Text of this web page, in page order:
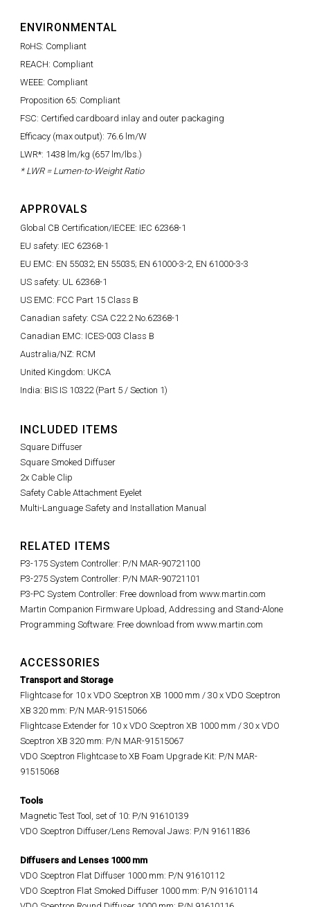
ENVIRONMENTAL
RoHS: Compliant
REACH: Compliant
WEEE: Compliant
Proposition 65: Compliant
FSC: Certified cardboard inlay and outer packaging
Efficacy (max output): 76.6 lm/W
LWR*: 1438 lm/kg (657 lm/lbs.)
* LWR = Lumen-to-Weight Ratio
APPROVALS
Global CB Certification/IECEE: IEC 62368-1
EU safety: IEC 62368-1
EU EMC: EN 55032; EN 55035; EN 61000-3-2, EN 61000-3-3
US safety: UL 62368-1
US EMC: FCC Part 15 Class B
Canadian safety: CSA C22.2 No.62368-1
Canadian EMC: ICES-003 Class B
Australia/NZ: RCM
United Kingdom: UKCA
India: BIS IS 10322 (Part 5 / Section 1)
INCLUDED ITEMS
Square Diffuser
Square Smoked Diffuser
2x Cable Clip
Safety Cable Attachment Eyelet
Multi-Language Safety and Installation Manual
RELATED ITEMS
P3-175 System Controller: P/N MAR-90721100
P3-275 System Controller: P/N MAR-90721101
P3-PC System Controller: Free download from www.martin.com
Martin Companion Firmware Upload, Addressing and Stand-Alone
Programming Software: Free download from www.martin.com
ACCESSORIES
Transport and Storage
Flightcase for 10 x VDO Sceptron XB 1000 mm / 30 x VDO Sceptron
XB 320 mm: P/N MAR-91515066
Flightcase Extender for 10 x VDO Sceptron XB 1000 mm / 30 x VDO
Sceptron XB 320 mm: P/N MAR-91515067
VDO Sceptron Flightcase to XB Foam Upgrade Kit: P/N MAR-
91515068
Tools
Magnetic Test Tool, set of 10: P/N 91610139
VDO Sceptron Diffuser/Lens Removal Jaws: P/N 91611836
Diffusers and Lenses 1000 mm
VDO Sceptron Flat Diffuser 1000 mm: P/N 91610112
VDO Sceptron Flat Smoked Diffuser 1000 mm: P/N 91610114